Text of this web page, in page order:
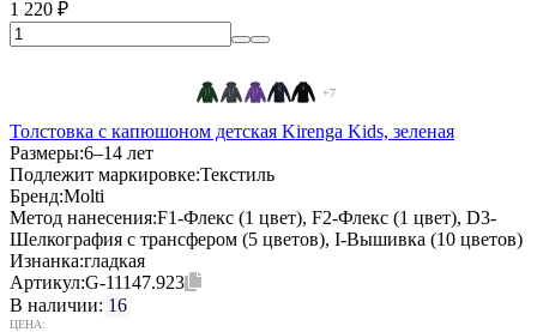
1 220 ₽
+7
Толстовка с капюшоном детская Kirenga Kids, зеленая
Размеры:6–14 лет
Подлежит маркировке:Текстиль
Бренд:Molti
Метод нанесения:F1-Флекс (1 цвет), F2-Флекс (1 цвет), D3-
Шелкография с трансфером (5 цветов), I-Вышивка (10 цветов)
Изнанка:гладкая
Артикул:G-11147.923
В наличии: 16
ЦЕНА: